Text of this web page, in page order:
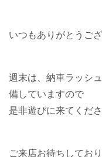
いつもありがとうご
週末は、納車ラッシ
備していますので
是非遊びに来てくだ
ご来店お待ちしており